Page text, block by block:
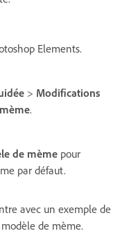
Elements.
> Modifications
.
de mème pour
par défaut.
avec un exemple de
de mème.